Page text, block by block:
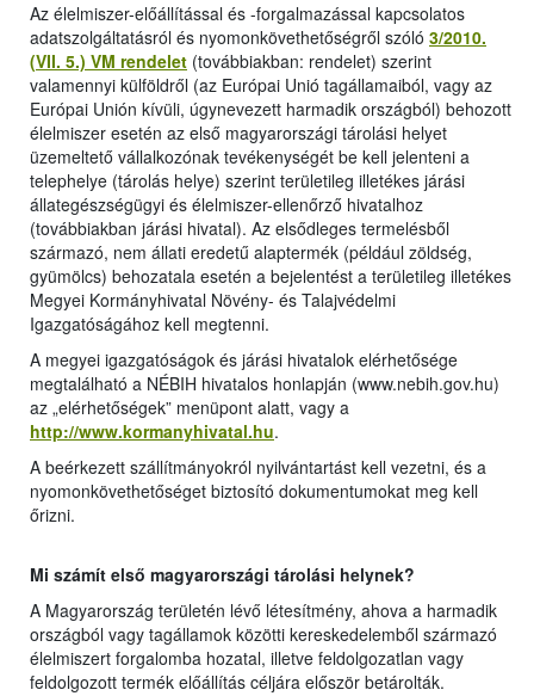
Az élelmiszer-előállítással és -forgalmazással kapcsolatos
adatszolgáltatásról és nyomonkövethetőségről szóló 3/2010.
(VII. 5.) VM rendelet (továbbiakban: rendelet) szerint
valamennyi külföldről (az Európai Unió tagállamaiból, vagy az
Európai Unión kívüli, úgynevezett harmadik országból) behozott
élelmiszer esetén az első magyarországi tárolási helyet
üzemeltető vállalkozónak tevékenységét be kell jelenteni a
telephelye (tárolás helye) szerint területileg illetékes járási
állategészségügyi és élelmiszer-ellenőrző hivatalhoz
(továbbiakban járási hivatal). Az elsődleges termelésből
származó, nem állati eredetű alaptermék (például zöldség,
gyümölcs) behozatala esetén a bejelentést a területileg illetékes
Megyei Kormányhivatal Növény- és Talajvédelmi
Igazgatóságához kell megtenni.
A megyei igazgatóságok és járási hivatalok elérhetősége
megtalálható a NÉBIH hivatalos honlapján (www.nebih.gov.hu)
az „elérhetőségek” menüpont alatt, vagy a
http://www.kormanyhivatal.hu.
A beérkezett szállítmányokról nyilvántartást kell vezetni, és a
nyomonkövethetőséget biztosító dokumentumokat meg kell
őrizni.
Mi számít első magyarországi tárolási helynek?
A Magyarország területén lévő létesítmény, ahova a harmadik
országból vagy tagállamok közötti kereskedelemből származó
élelmiszert forgalomba hozatal, illetve feldolgozatlan vagy
feldolgozott termék előállítás céljára először betárolták.